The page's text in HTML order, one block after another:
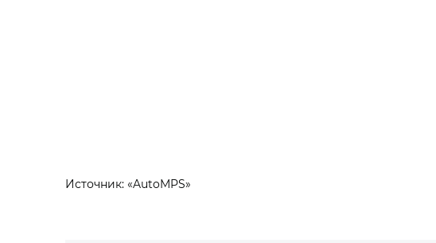
Источник: «AutoMPS»